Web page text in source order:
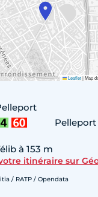
Leaflet|Map
à 153 m
itinéraire sur
/ RATP / Opendata